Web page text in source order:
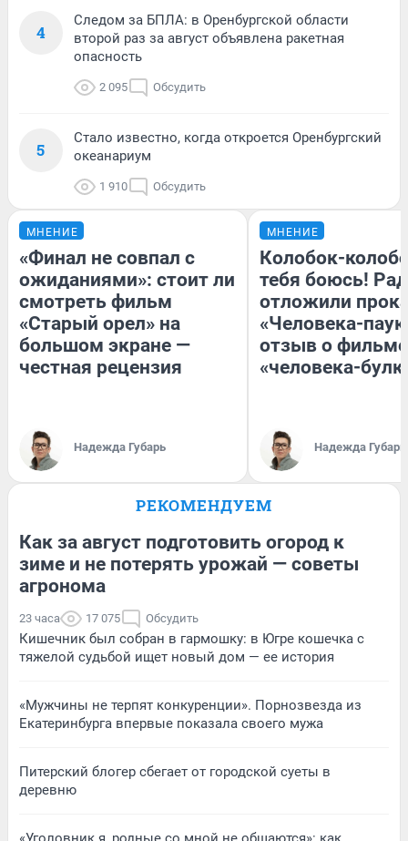
4
Следом за БПЛА: в Оренбургской области
второй раз за август объявлена ракетная
опасность
2 095 Обсудить
5
Стало известно, когда откроется Оренбургский
океанариум
1 910 Обсудить
МНЕНИЕ
«Финал не совпал с
ожиданиями»: стоит ли
смотреть фильм
«Старый орел» на
большом экране —
честная рецензия
Надежда Губарь
МНЕНИЕ
Колобок-
тебя боюсь!
отложили
«Человека-
отзыв о
«человека-
Надежда Губарь
РЕКОМЕНДУЕМ
Как за август подготовить огород к
зиме и не потерять урожай — советы
агронома
23 часа 17 075 Обсудить
Кишечник был собран в гармошку: в Югре кошечка с
тяжелой судьбой ищет новый дом — ее история
«Мужчины не терпят конкуренции». Порнозвезда из
Екатеринбурга впервые показала своего мужа
Питерский блогер сбегает от городской суеты в
деревню